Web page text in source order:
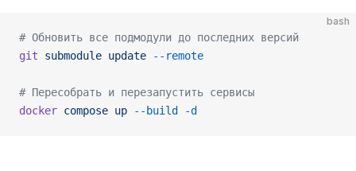
bash
# Обновить все подмодули до последних версий
git submodule update --remote
# Пересобрать и перезапустить сервисы
docker compose up --build -d